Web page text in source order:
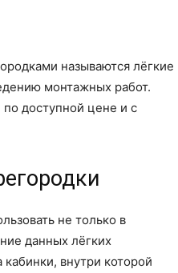
называются лёгкие
монтажных работ.
по доступной цене и с
не только в
данных лёгких
внутри которой